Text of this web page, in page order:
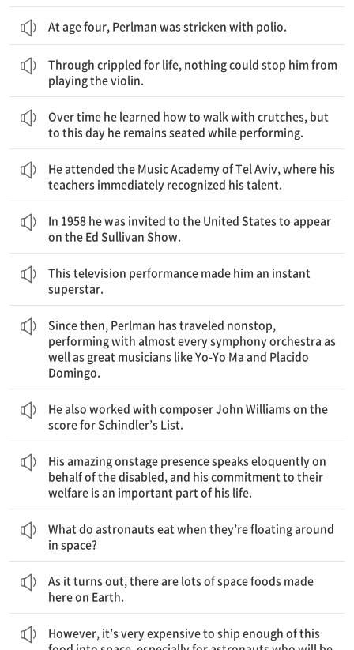
At age four, Perlman was stricken with polio.
Through crippled for life, nothing could stop him from
playing the violin.
Over time he learned how to walk with crutches, but
to this day he remains seated while performing.
He attended the Music Academy of Tel Aviv, where his
teachers immediately recognized his talent.
In 1958 he was invited to the United States to appear
on the Ed Sullivan Show.
This television performance made him an instant
superstar.
Since then, Perlman has traveled nonstop,
performing with almost every symphony orchestra as
well as great musicians like Yo-Yo Ma and Placido
Domingo.
He also worked with composer John Williams on the
score for Schindler’s List.
His amazing onstage presence speaks eloquently on
behalf of the disabled, and his commitment to their
welfare is an important part of his life.
What do astronauts eat when they’re floating around
in space?
As it turns out, there are lots of space foods made
here on Earth.
However, it’s very expensive to ship enough of this